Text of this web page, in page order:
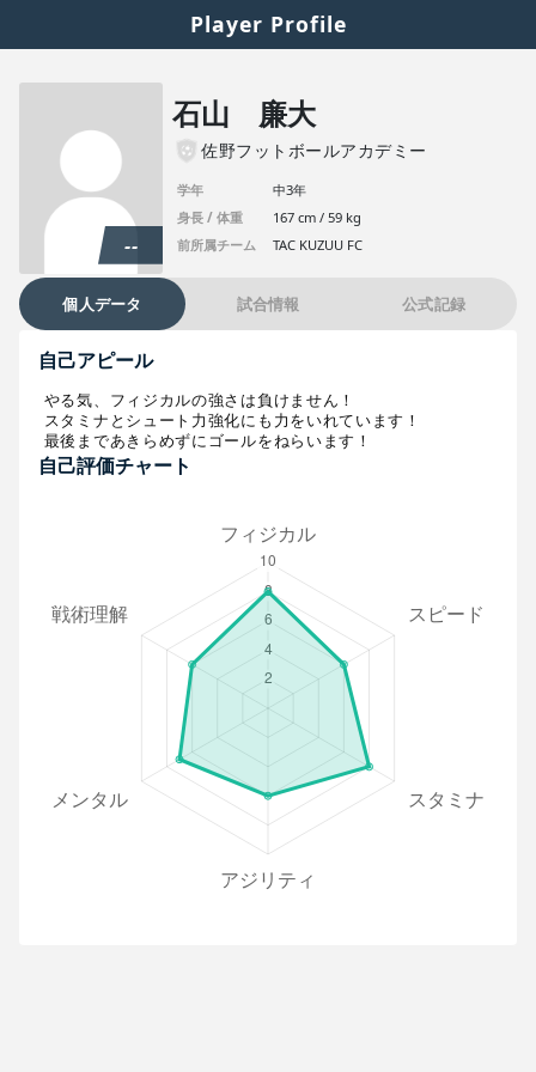
Player Profile
--
石山 廉大
佐野フットボールアカデミー
学年
中3年
身長 / 体重
167 cm / 59 kg
前所属チーム
TAC KUZUU FC
個人データ 試合情報 公式記録
自己アピール
やる気、フィジカルの強さは負けません！
スタミナとシュート力強化にも力をいれています！
最後まであきらめずにゴールをねらいます！
自己評価チャート